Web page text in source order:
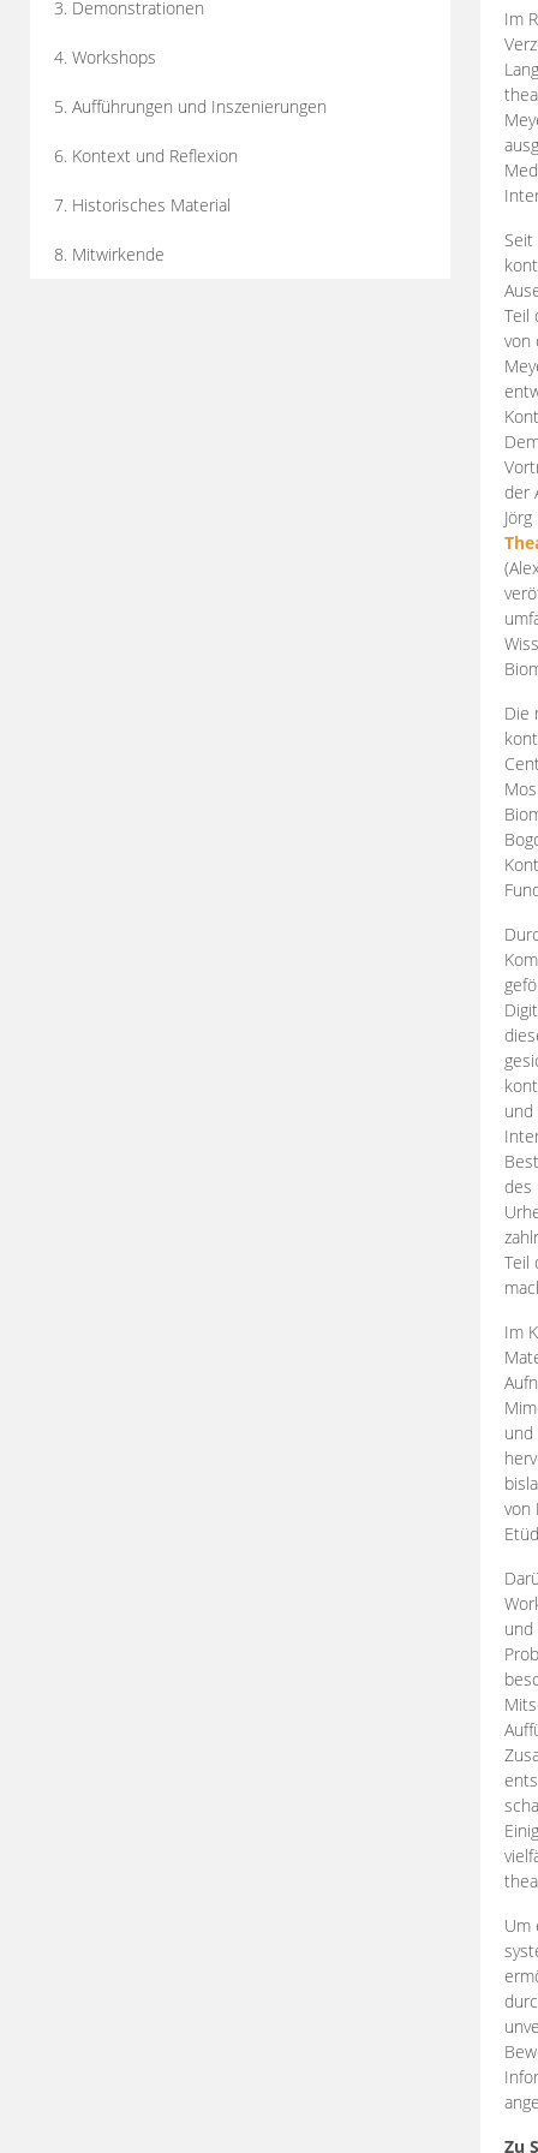
3. Demonstrationen
4. Workshops
5. Aufführungen und Inszenierungen
6. Kontext und Reflexion
7. Historisches Material
8. Mitwirkende
Im
Teil
von
der
Die
des
Teil
Im
und
von
und
Um
Zu